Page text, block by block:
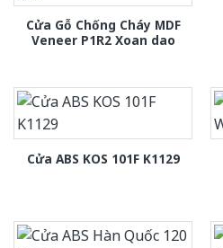
Cửa Gỗ Chống Cháy MDF
Veneer P1R2 Xoan dao
Cửa ABS KOS 101F K1129